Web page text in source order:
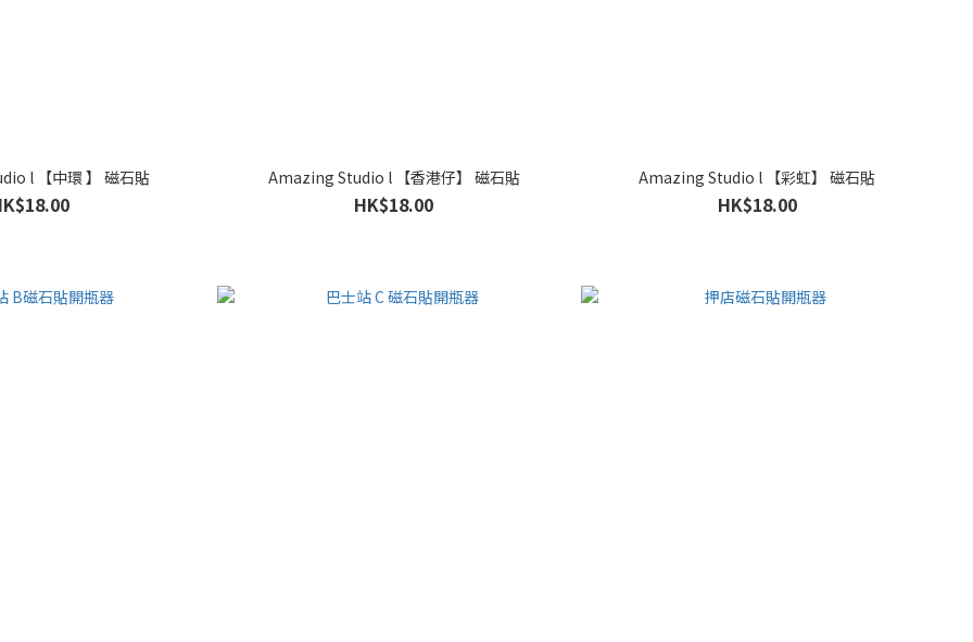
Amazing Studio l 【中環 】 磁石貼 Amazing Studio l 【香港仔】 磁石貼
HK$18.00
Amazing Studio l 【彩虹】 磁石貼
HK$18.00